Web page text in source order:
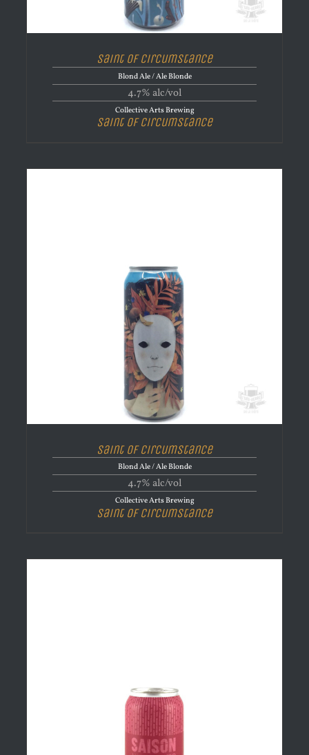
Saint of Circumstance
Blond Ale / Ale Blonde
4.7% alc/vol
Collective Arts Brewing
Saint of Circumstance
Saint of Circumstance
Blond Ale / Ale Blonde
4.7% alc/vol
Collective Arts Brewing
Saint of Circumstance